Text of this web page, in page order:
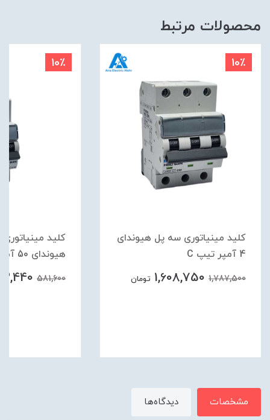
محصولات مرتبط
10٪
کلید مینیاتوری سه پل هیوندای
4 آمپر تیپ C
1,787,500
1,608,750 تومان
10٪
کلید
هیوندای 50 آمپر تیپ B
581,600
مشخصات دیدگاه‌ها